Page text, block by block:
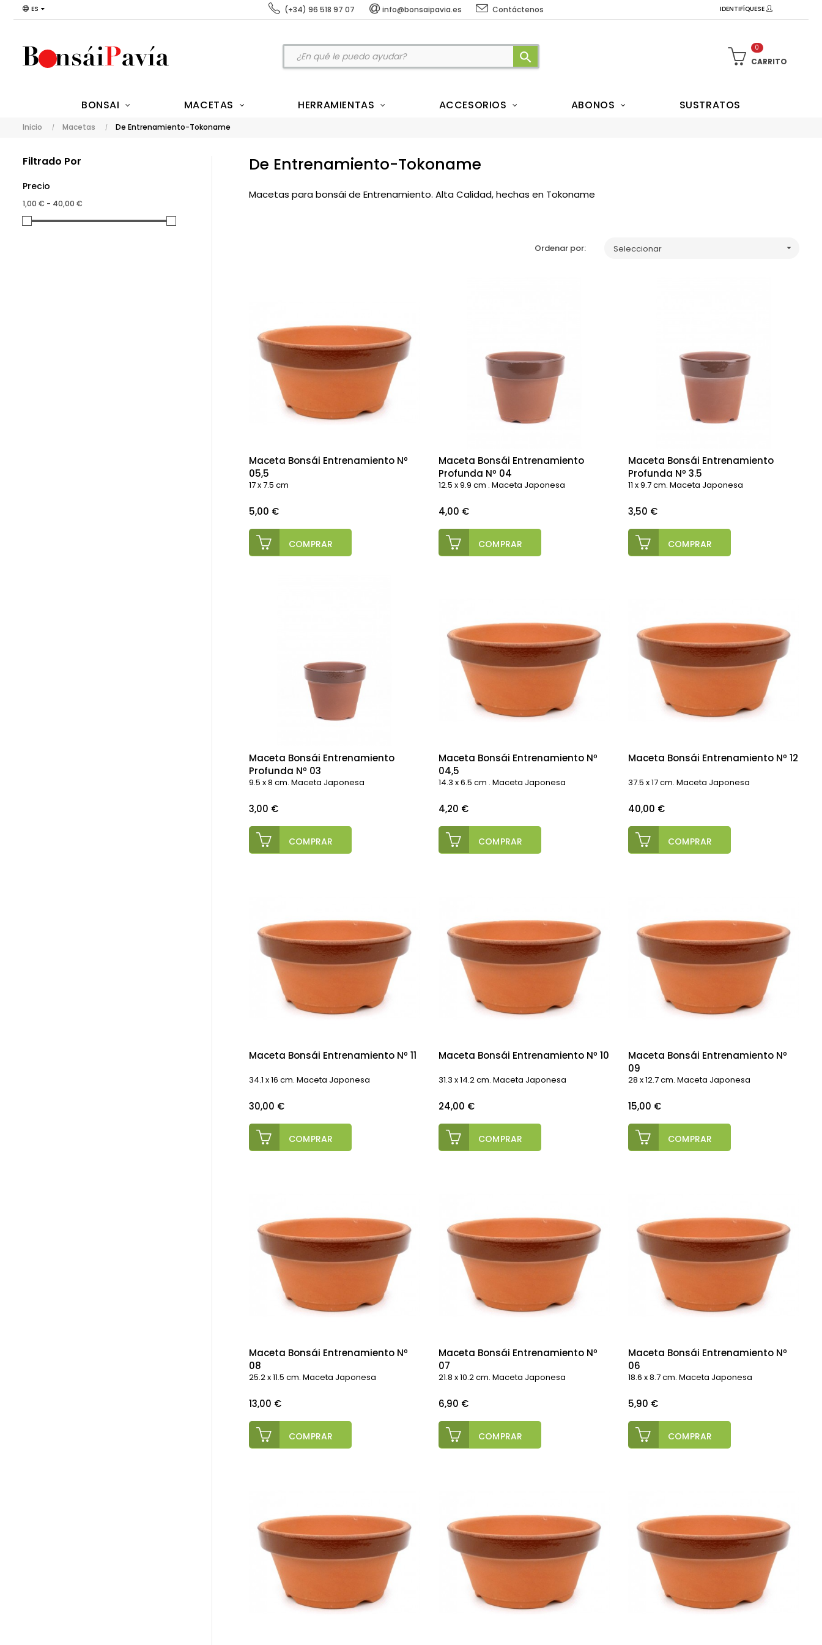
ES (+34) 96 518 97 07 info@bonsaipavia.es Contáctenos IDENTIFÍQUESE
search
0
CARRITO
BONSAI MACETAS HERRAMIENTAS ACCESORIOS ABONOS SUSTRATOS
Inicio Macetas De Entrenamiento-Tokoname
Filtrado Por
Precio
1,00 € - 40,00 €
De Entrenamiento-Tokoname
Macetas para bonsái de Entrenamiento. Alta Calidad, hechas en Tokoname
Ordenar por: Seleccionar 
Maceta Bonsái Entrenamiento Nº
05,5
17 x 7.5 cm
Precio
5,00 €
COMPRAR
Maceta Bonsái Entrenamiento
Profunda Nº 04
12.5 x 9.9 cm . Maceta Japonesa
Precio
4,00 €
COMPRAR
Maceta Bonsái Entrenamiento
Profunda Nº 3.5
11 x 9.7 cm. Maceta Japonesa
Precio
3,50 €
COMPRAR
Maceta Bonsái Entrenamiento
Profunda Nº 03
9.5 x 8 cm. Maceta Japonesa
Precio
3,00 €
COMPRAR
Maceta Bonsái Entrenamiento Nº
04,5
14.3 x 6.5 cm . Maceta Japonesa
Precio
4,20 €
COMPRAR
Maceta Bonsái Entrenamiento Nº 12
37.5 x 17 cm. Maceta Japonesa
Precio
40,00 €
COMPRAR
Maceta Bonsái Entrenamiento Nº 11
34.1 x 16 cm. Maceta Japonesa
Precio
30,00 €
COMPRAR
Maceta Bonsái Entrenamiento Nº 10
31.3 x 14.2 cm. Maceta Japonesa
Precio
24,00 €
COMPRAR
Maceta Bonsái Entrenamiento Nº
09
28 x 12.7 cm. Maceta Japonesa
Precio
15,00 €
COMPRAR
Maceta Bonsái Entrenamiento Nº
08
25.2 x 11.5 cm. Maceta Japonesa
Precio
13,00 €
COMPRAR
Maceta Bonsái Entrenamiento Nº
07
21.8 x 10.2 cm. Maceta Japonesa
Precio
6,90 €
COMPRAR
Maceta Bonsái Entrenamiento Nº
06
18.6 x 8.7 cm. Maceta Japonesa
Precio
5,90 €
COMPRAR